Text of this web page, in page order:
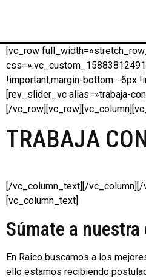
[vc_row
!important;margin-bottom: -6px
[rev_slider_vc alias=»trabaja-
[/
TRABAJA
[/vc_column_text][/
[vc_column_text]
Súmate a nuestra
En Raico buscamos a los
ello estamos recibiendo